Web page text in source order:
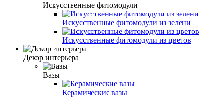
Искусственные фитомодули
Искусственные фитомодули из зелени
Искусственные фитомодули из цветов
Декор интерьера
Вазы
Керамические вазы